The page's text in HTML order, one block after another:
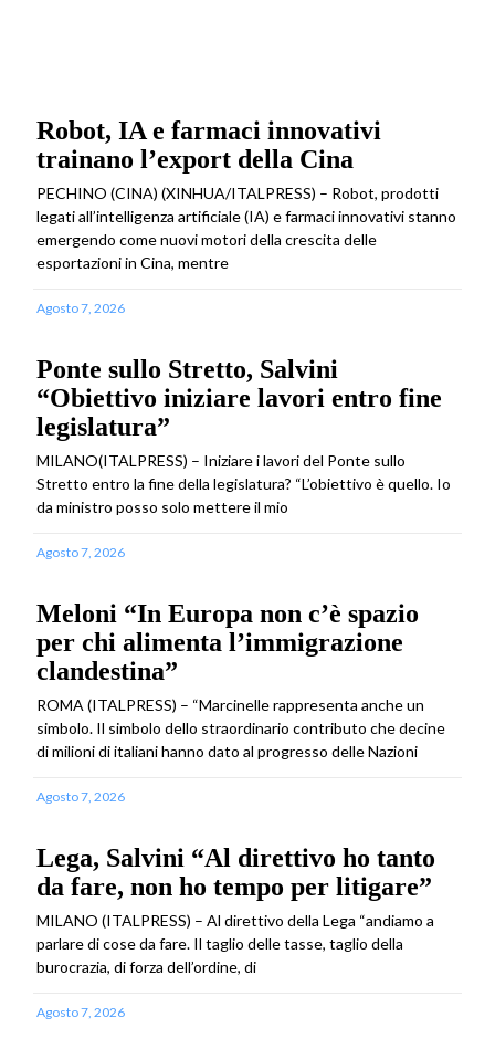
Robot, IA e farmaci innovativi
trainano l’export della Cina
PECHINO (CINA) (XINHUA/ITALPRESS) – Robot, prodotti
legati all’intelligenza artificiale (IA) e farmaci innovativi stanno
emergendo come nuovi motori della crescita delle
esportazioni in Cina, mentre
Agosto 7, 2026
Ponte sullo Stretto, Salvini
“Obiettivo iniziare lavori entro fine
legislatura”
MILANO(ITALPRESS) – Iniziare i lavori del Ponte sullo
Stretto entro la fine della legislatura? “L’obiettivo è quello. Io
da ministro posso solo mettere il mio
Agosto 7, 2026
Meloni “In Europa non c’è spazio
per chi alimenta l’immigrazione
clandestina”
ROMA (ITALPRESS) – “Marcinelle rappresenta anche un
simbolo. Il simbolo dello straordinario contributo che decine
di milioni di italiani hanno dato al progresso delle Nazioni
Agosto 7, 2026
Lega, Salvini “Al direttivo ho tanto
da fare, non ho tempo per litigare”
MILANO (ITALPRESS) – Al direttivo della Lega “andiamo a
parlare di cose da fare. Il taglio delle tasse, taglio della
burocrazia, di forza dell’ordine, di
Agosto 7, 2026